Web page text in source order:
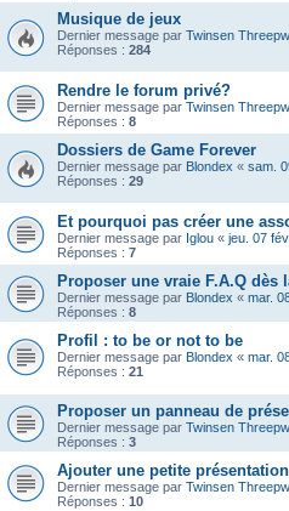
Musique de jeux
Dernier message par Twinsen
Réponses : 284
Rendre le forum privé?
Dernier message par Twinsen
Réponses : 8
Dossiers de Game Forever
Dernier message par Blondex « sam.
Réponses : 29
Et pourquoi pas créer une
Dernier message par Iglou « jeu. 07
Réponses : 7
Proposer une vraie F.A.Q dès
Dernier message par Blondex « mar.
Réponses : 8
Profil : to be or not to be
Dernier message par Blondex « mar.
Réponses : 21
Proposer un panneau de
Dernier message par Twinsen
Réponses : 3
Ajouter une petite
Dernier message par Twinsen
Réponses : 10